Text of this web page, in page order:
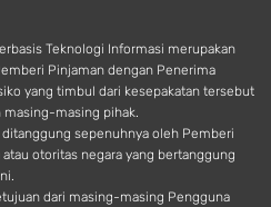
d
Teknologi Informasi merupakan
Pinjaman dengan Penerima
yang timbul dari kesepakatan tersebut
masing pihak.
ditanggung sepenuhnya oleh Pemberi
otoritas negara yang bertanggung
dari masing-masing Pengguna